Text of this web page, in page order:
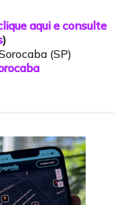
aqui e consulte
)
(SP)